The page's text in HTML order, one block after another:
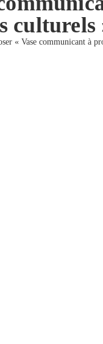
culturels
« Vase communicant à